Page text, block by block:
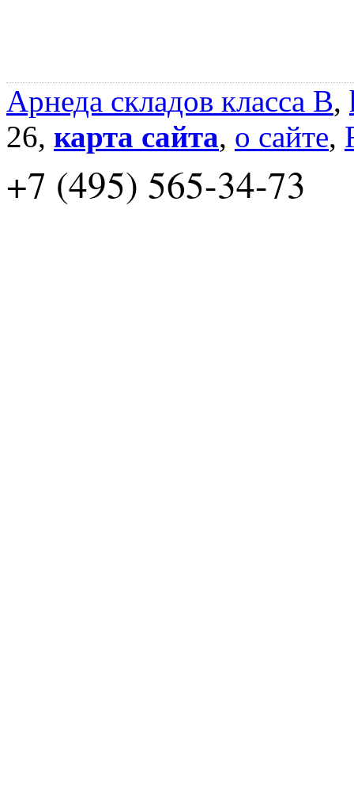
Арнеда складов класса B,
26, карта сайта, о сайте,
+7 (495) 565-34-73